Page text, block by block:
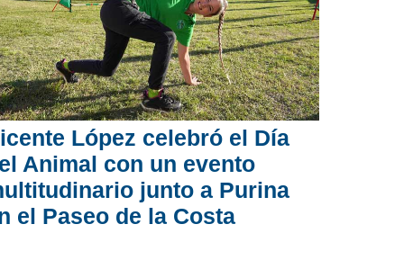
López celebró el Día
Animal con un evento
junto a Purina
el Paseo de la Costa